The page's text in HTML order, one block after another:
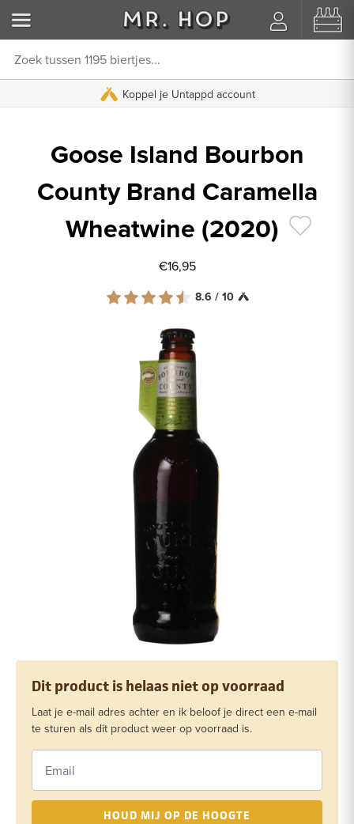
Koppel je Untappd account
Goose Island Bourbon
County Brand Caramella
Wheatwine (2020)
€16,95
8.6 / 10
Dit product is helaas niet op voorraad
Laat je e-mail adres achter en ik beloof je direct een e-mail
te sturen als dit product weer op voorraad is.
HOUD MIJ OP DE HOOGTE